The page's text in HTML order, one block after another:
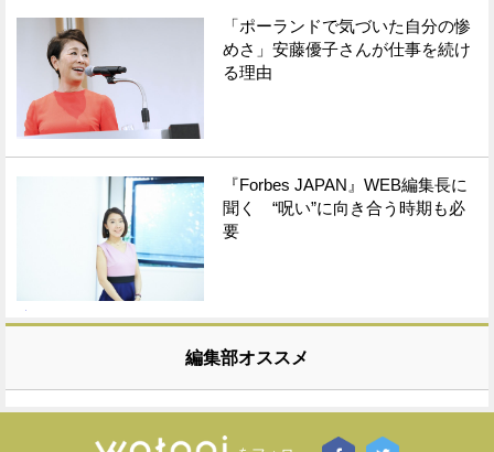
「ポーランドで気づいた自分の惨
めさ」安藤優子さんが仕事を続け
る理由
『Forbes JAPAN』WEB編集長に
聞く “呪い”に向き合う時期も必
要
編集部オススメ